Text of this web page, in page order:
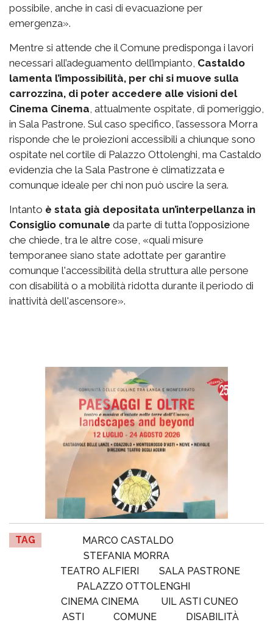
possibile, anche in casi di evacuazione per
emergenza».
Mentre si attende che il Comune predisponga i lavori
necessari all’adeguamento dell’impianto, Castaldo
lamenta l’impossibilità, per chi si muove sulla
carrozzina, di poter accedere alle visioni del
Cinema Cinema, attualmente ospitate, di pomeriggio,
in Sala Pastrone. Sul caso specifico, l’assessora Morra
risponde che le proiezioni accessibili a chiunque sono
ospitate nel cortile di Palazzo Ottolenghi, ma Castaldo
evidenzia che la Sala Pastrone è climatizzata e
comunque ideale per chi non può uscire la sera.
Intanto è stata già depositata un’interpellanza in
Consiglio comunale da parte di tutta l’opposizione
che chiede, tra le altre cose, «quali misure
temporanee siano state adottate per garantire
comunque l'accessibilità della struttura alle persone
con disabilità o a mobilità ridotta durante il periodo di
inattività dell'ascensore».
TAG
MARCO CASTALDO
STEFANIA MORRA
TEATRO ALFIERI
SALA PASTRONE
PALAZZO OTTOLENGHI
CINEMA CINEMA
UIL ASTI CUNEO
ASTI
COMUNE DISABILITÀ